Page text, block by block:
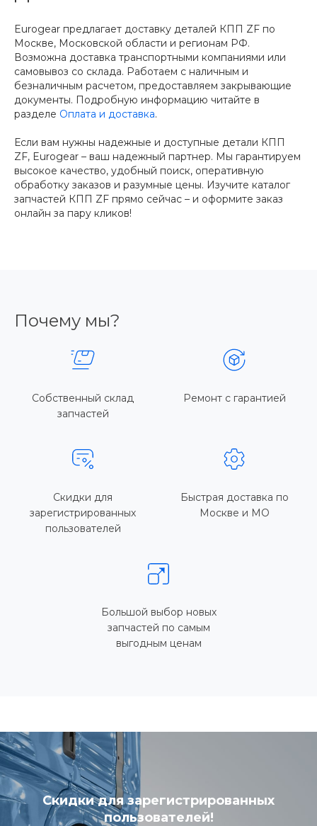
Eurogear предлагает доставку деталей КПП ZF по
Москве, Московской области и регионам РФ.
Возможна доставка транспортными компаниями или
самовывоз со склада. Работаем с наличным и
безналичным расчетом, предоставляем закрывающие
документы. Подробную информацию читайте в
разделе Оплата и доставка.
Если вам нужны надежные и доступные детали КПП
ZF, Eurogear – ваш надежный партнер. Мы гарантируем
высокое качество, удобный поиск, оперативную
обработку заказов и разумные цены. Изучите каталог
запчастей КПП ZF прямо сейчас – и оформите заказ
онлайн за пару кликов!
Почему мы?
Собственный склад
запчастей
Ремонт с гарантией
Скидки для
зарегистрированных
пользователей
Быстрая доставка по
Москве и МО
Большой выбор новых
запчастей по самым
выгодным ценам
Скидки для зарегистрированных
пользователей!